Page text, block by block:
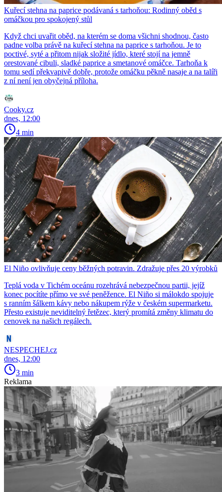
Kuřecí stehna na paprice podávaná s tarhoňou: Rodinný oběd s
omáčkou pro spokojený stůl
Když chci uvařit oběd, na kterém se doma všichni shodnou, často
padne volba právě na kuřecí stehna na paprice s tarhoňou. Je to
poctivé, syté a přitom nijak složité jídlo, které stojí na jemně
orestované cibuli, sladké paprice a smetanové omáčce. Tarhoňa k
tomu sedí překvapivě dobře, protože omáčku pěkně nasaje a na talíři
z ní není jen obyčejná příloha.
Cooky.cz
dnes, 12:00
4 min
El Niño ovlivňuje ceny běžných potravin. Zdražuje přes 20 výrobků
Teplá voda v Tichém oceánu rozehrává nebezpečnou partii, jejíž
konec pocítíte přímo ve své peněžence. El Niño si málokdo spojuje
s ranním šálkem kávy nebo nákupem rýže v českém supermarketu.
Přesto existuje neviditelný řetězec, který promítá změny klimatu do
cenovek na našich regálech.
NESPECHEJ.cz
dnes, 12:00
3 min
Reklama